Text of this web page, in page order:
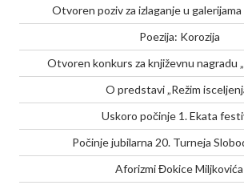
Otvoren poziv za izlaganje u
Poezija: Korozija
Otvoren konkurs za književnu nagradu
O predstavi „Režim
Uskoro počinje 1. Ekata
Počinje jubilarna 20. Turneja
Aforizmi Đokice Miljkovića